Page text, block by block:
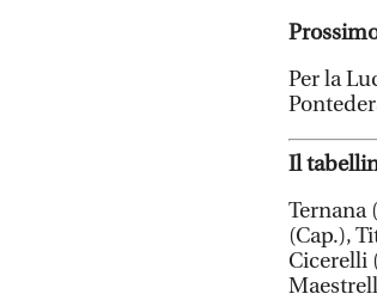
Per la
Il
Ternana
(Cap.),
Cicerelli